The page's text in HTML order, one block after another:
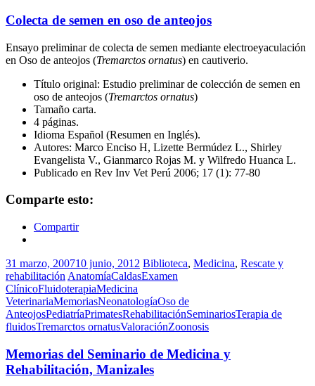
Colecta de semen en oso de anteojos
Ensayo preliminar de colecta de semen mediante electroeyaculación
en Oso de anteojos (Tremarctos ornatus) en cautiverio.
Título original: Estudio preliminar de colección de semen en
oso de anteojos (Tremarctos ornatus)
Tamaño carta.
4 páginas.
Idioma Español (Resumen en Inglés).
Autores: Marco Enciso H, Lizette Bermúdez L., Shirley
Evangelista V., Gianmarco Rojas M. y Wilfredo Huanca L.
Publicado en Rev Inv Vet Perú 2006; 17 (1): 77-80
Comparte esto:
Compartir
31 marzo, 200710 junio, 2012 Biblioteca, Medicina, Rescate y
rehabilitación AnatomíaCaldasExamen
ClínicoFluidoterapiaMedicina
VeterinariaMemoriasNeonatologíaOso de
AnteojosPediatríaPrimatesRehabilitaciónSeminariosTerapia de
fluidosTremarctos ornatusValoraciónZoonosis
Memorias del Seminario de Medicina y
Rehabilitación, Manizales